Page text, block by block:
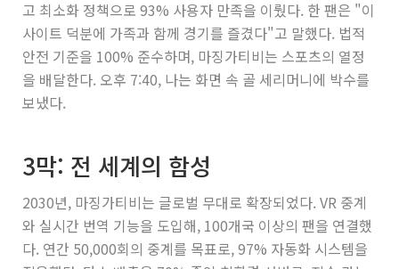
고 최소화 정책으로 93% 사용자 만족을 이뤘다. 한 팬은 "이
사이트 덕분에 가족과 함께 경기를 즐겼다"고 말했다. 법적
안전 기준을 100% 준수하며, 마징가티비는 스포츠의 열정
을 배달한다. 오후 7:40, 나는 화면 속 골 세리머니에 박수를
보냈다.
3막: 전 세계의 함성
2030년, 마징가티비는 글로벌 무대로 확장되었다. VR 중계
와 실시간 번역 기능을 도입해, 100개국 이상의 팬을 연결했
다. 연간 50,000회의 중계를 목표로, 97% 자동화 시스템을